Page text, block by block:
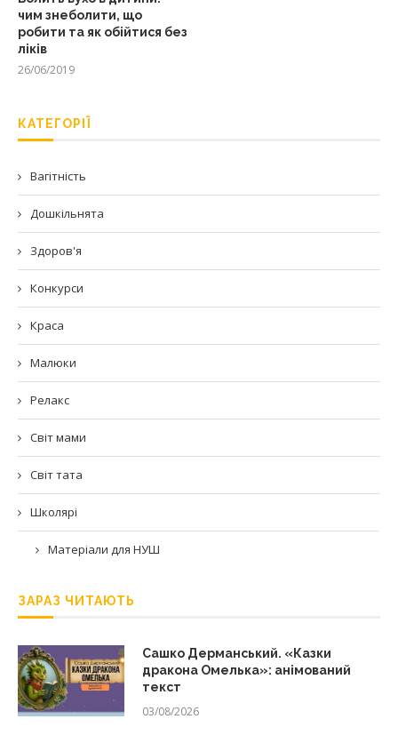
чим знеболити, що
робити та як обійтися без
ліків
26/06/2019
КАТЕГОРІЇ
Вагітність
Дошкільнята
Здоров'я
Конкурси
Краса
Малюки
Релакс
Світ мами
Світ тата
Школярі
Матеріали для НУШ
ЗАРАЗ ЧИТАЮТЬ
Сашко Дерманський. «Казки
дракона Омелька»: анімований
текст
03/08/2026